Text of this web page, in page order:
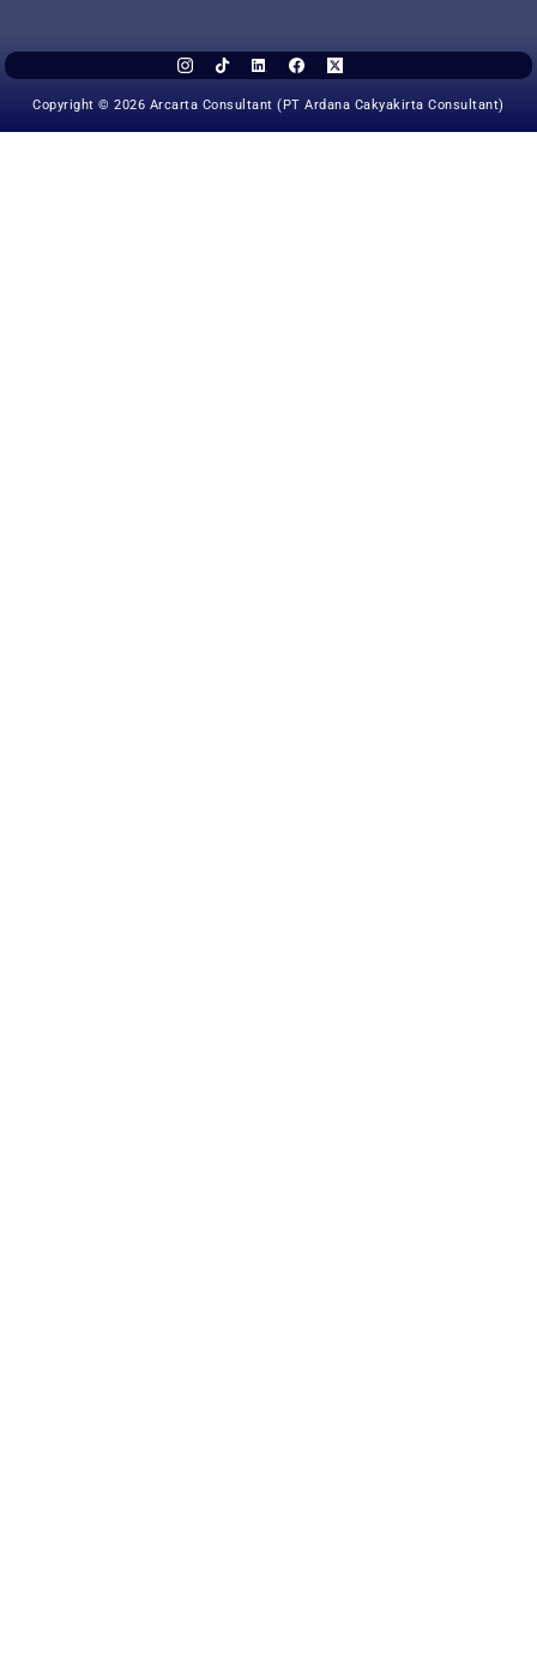
Copyright © 2026 Arcarta Consultant (PT Ardana Cakyakirta Consultant)